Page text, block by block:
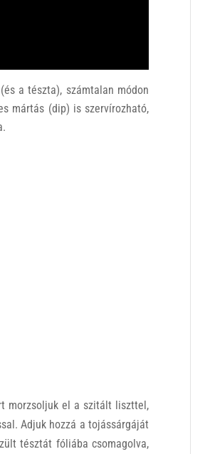
a tészta), számtalan módon
mártás (dip) is szervírozható,
morzsoljuk el a szitált liszttel,
Adjuk hozzá a tojássárgáját
tésztát fóliába csomagolva,